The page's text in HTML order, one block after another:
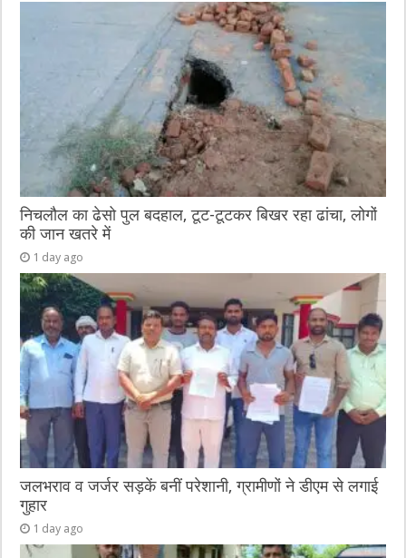
निचलौल का ढेसो पुल बदहाल, टूट-टूटकर बिखर रहा ढांचा, लोगों
की जान खतरे में
1 day ago
जलभराव व जर्जर सड़कें बनीं परेशानी, ग्रामीणों ने डीएम से लगाई
गुहार
1 day ago